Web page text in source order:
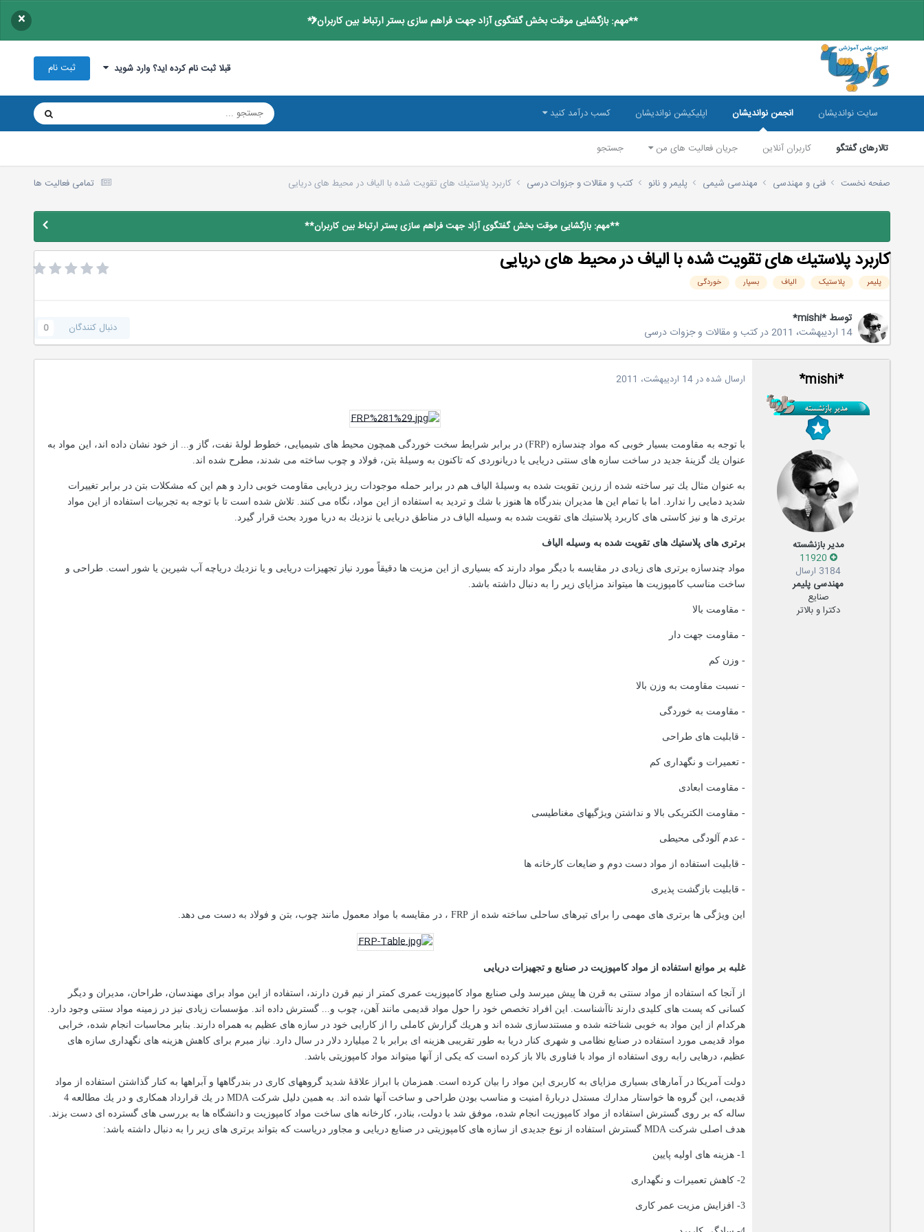
**مهم: بازگشایی موقت بخش گفتگوی آزاد جهت فراهم سازی بستر ارتباط بین کاربران** ×
قبلا ثبت نام کرده اید؟ وارد شوید ثبت نام
سایت نواندیشان انجمن نواندیشان
تالارهای گفتگو کاربران آنلاین جریان فعالیت های من جستجو
اپلیکیشن نواندیشان کسب درآمد کنید
تمامی فعالیت ها صفحه نخست فنی و مهندسی مهندسی شیمی پليمر و نانو کتب و مقالات و جزوات درسی كاربرد پلاستیك های تقویت شده با الیاف در محیط های دریایی
**مهم: بازگشایی موقت بخش گفتگوی آزاد جهت فراهم سازی بستر ارتباط بین کاربران**
كاربرد پلاستیك های تقویت شده با الیاف در محیط های دریایی
پلیمر پلاستیک الیاف بسپار خوردگی
توسط *mishi*
14 اردیبهشت، 2011
درکتب و مقالات و جزوات درسی دنبال کنندگان 0
*mishi*
مدیر بازنشسته
3184 ارسال
مهندسی پلیمر
صنایع
دکترا و بالاتر
ارسال شده در14 اردیبهشت، 2011
با توجه به مقاومت بسیار خوبی كه مواد چندسازه (FRP) در برابر شرایط سخت خوردگی همچون محیط های شیمیایی، خطوط لولۀ نفت، گاز و... از خود نشان داده اند، این مواد به
عنوان یك گزینۀ جدید در ساخت سازه های سنتی دریایی یا دریانوردی كه تاكنون به وسیلۀ بتن، فولاد و چوب ساخته می شدند، مطرح شده اند.
به عنوان مثال یك تیر ساخته شده از رزین تقویت شده به وسیلۀ الیاف هم در برابر حمله موجودات ریز دریایی مقاومت خوبی دارد و هم این كه مشكلات بتن در برابر تغییرات
شدید دمایی را ندارد. اما با تمام این ها مدیران بندرگاه ها هنوز با شك و تردید به استفاده از این مواد، نگاه می كنند. تلاش شده است تا با توجه به تجربیات استفاده از این مواد
برتری ها و نیز كاستی های كاربرد پلاستیك های تقویت شده به وسیله الیاف در مناطق دریایی یا نزدیك به دریا مورد بحث قرار گیرد.
برتری های پلاستیك های تقویت شده به وسیله الیاف
مواد چندسازه برتری های زیادی در مقایسه با دیگر مواد دارند كه بسیاری از این مزیت ها دقیقاً مورد نیاز تجهیزات دریایی و یا نزدیك دریاچه آب شیرین یا شور است. طراحی و
ساخت مناسب كامپوزیت ها میتواند مزایای زیر را به دنبال داشته باشد.
- مقاومت بالا
- مقاومت جهت دار
- وزن كم
- نسبت مقاومت به وزن بالا
- مقاومت به خوردگی
- قابلیت های طراحی
- تعمیرات و نگهداری كم
- مقاومت ابعادی
- مقاومت الكتریكی بالا و نداشتن ویژگیهای مغناطیسی
- عدم آلودگی محیطی
- قابلیت استفاده از مواد دست دوم و ضایعات كارخانه ها
- قابلیت بازگشت پذیری
این ویژگی ها برتری های مهمی را برای تیرهای ساحلی ساخته شده ازFRP ، در مقایسه با مواد معمول مانند چوب، بتن و فولاد به دست می دهد.
غلبه بر موانع استفاده از مواد كامپوزیت در صنایع و تجهیزات دریایی
از آنجا كه استفاده از مواد سنتی به قرن ها پیش میرسد ولی صنایع مواد كامپوزیت عمری كمتر از نیم قرن دارند، استفاده از این مواد برای مهندسان، طراحان، مدیران و دیگر
كسانی كه پست های كلیدی دارند ناآشناست. این افراد تخصص خود را حول مواد قدیمی مانند آهن، چوب و... گسترش داده اند. مؤسسات زیادی نیز در زمینه مواد سنتی وجود دارد.
هركدام از این مواد به خوبی شناخته شده و مستندسازی شده اند و هریك گزارش كاملی را از كارایی خود در سازه های عظیم به همراه دارند. بنابر محاسبات انجام شده، خرابی
مواد قدیمی مورد استفاده در صنایع نظامی و شهری كنار دریا به طور تقریبی هزینه ای برابر با 2 میلیارد دلار در سال دارد. نیاز مبرم برای كاهش هزینه های نگهداری سازه های
عظیم، درهایی رابه روی استفاده از مواد با فناوری بالا باز كرده است كه یكی از آنها میتواند مواد كامپوزیتی باشد.
دولت آمریكا در آمارهای بسیاری مزایای به كاربری این مواد را بیان كرده است. همزمان با ابراز علاقۀ شدید گروههای كاری در بندرگاهها و آبراهها به كنار گذاشتن استفاده از مواد
قدیمی، این گروه ها خواستار مدارك مستدل دربارۀ امنیت و مناسب بودن طراحی و ساخت آنها شده اند. به همین دلیل شركتMDA
در یك قرارداد همكاری و در یك مطالعه 4
ساله كه بر روی گسترش استفاده از مواد كامپوزیت انجام شده، موفق شد با دولت، بنادر، كارخانه های ساخت مواد كامپوزیت و دانشگاه ها به بررسی های گسترده ای دست بزند.
هدف اصلی شركتMDA گسترش استفاده از نوع جدیدی از سازه های كامپوزیتی در صنایع دریایی و مجاور دریاست كه بتواند برتری های زیر را به دنبال داشته باشد:
1- هزینه های اولیه پایین
2- كاهش تعمیرات و نگهداری
3- افزایش مزیت عمر كاری